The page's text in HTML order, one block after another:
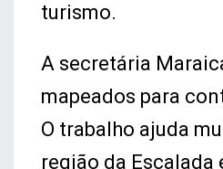
turismo.
A secretária
mapeados para
O trabalho ajuda
região da